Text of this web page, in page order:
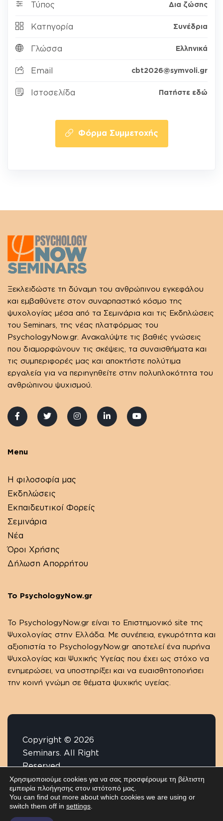
Τύπος Δια ζώσης
Κατηγορία Συνέδρια
Γλώσσα Ελληνικά
Email cbt2026@symvoli.gr
Ιστοσελίδα Πατήστε εδώ
Φόρμα Συμμετοχής
Ξεκλειδώστε τη δύναμη του ανθρώπινου εγκεφάλου
και εμβαθύνετε στον συναρπαστικό κόσμο της
ψυχολογίας μέσα από τα Σεμινάρια και τις Εκδηλώσεις
του Seminars, της νέας πλατφόρμας του
PsychologyNow.gr. Ανακαλύψτε τις βαθιές γνώσεις
που διαμορφώνουν τις σκέψεις, τα συναισθήματα και
τις συμπεριφορές μας και αποκτήστε πολύτιμα
εργαλεία για να περιηγηθείτε στην πολυπλοκότητα του
ανθρώπινου ψυχισμού.
Menu
Η φιλοσοφία μας
Εκδηλώσεις
Εκπαιδευτικοί Φορείς
Σεμινάρια
Νέα
Όροι Χρήσης
Δήλωση Απορρήτου
Το PsychologyNow.gr
Το PsychologyΝow.gr είναι το Επιστημονικό site της
Ψυχολογίας στην Ελλάδα. Με συνέπεια, εγκυρότητα και
αξιοπιστία το PsychologyΝow.gr αποτελεί ένα πυρήνα
Ψυχολογίας και Ψυχικής Υγείας που έχει ως στόχο να
ενημερώσει, να υποστηρίξει και να ευαισθητοποιήσει
την κοινή γνώμη σε θέματα ψυχικής υγείας.
Copyright © 2026
Seminars. All Right
Reserved.
Έχετε κάποια ερώτηση;
advertising@psychologynow.gr
Χρησιμοποιούμε cookies για να σας προσφέρουμε τη βέλτιστη
εμπειρία πλοήγησης στον ιστότοπό μας.
You can find out more about which cookies we are using or
switch them off in settings